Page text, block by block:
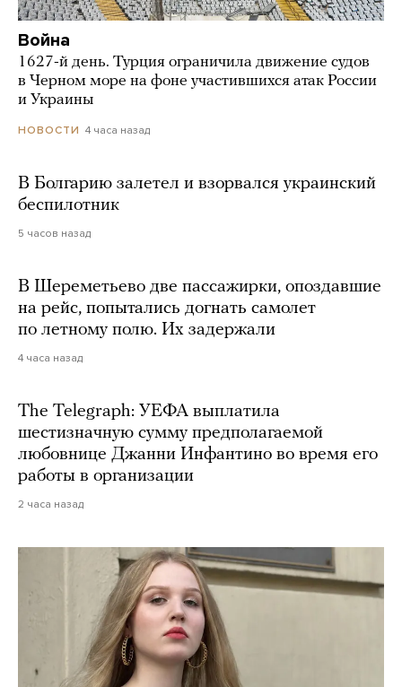
Война
1627-й день. Турция ограничила движение судов
в Черном море на фоне участившихся атак России
и Украины
НОВОСТИ 4 часа назад
В Болгарию залетел и взорвался украинский
беспилотник
5 часов назад
В Шереметьево две пассажирки, опоздавшие
на рейс, попытались догнать самолет
по летному полю. Их задержали
4 часа назад
The Telegraph: УЕФА выплатила
шестизначную сумму предполагаемой
любовнице Джанни Инфантино во время его
работы в организации
2 часа назад